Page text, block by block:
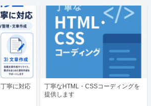
寧に対応
丁寧なHTML・CSSコーディングを
提供します